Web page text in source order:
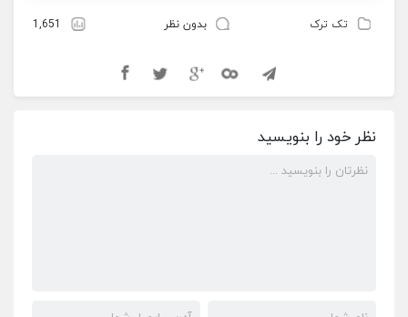
تک ترک بدون نظر 1,651
نظر خود را بنویسید